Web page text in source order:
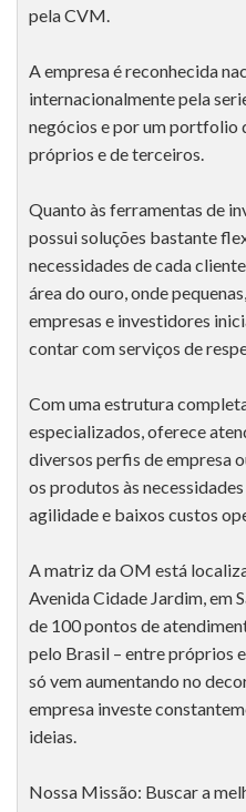
pela CVM.
A empresa é reconhecida
internacionalmente pela
negócios e por um portfolio
próprios e de terceiros.
Quanto às ferramentas de
possui soluções bastante
necessidades de cada
área do ouro, onde
empresas e investidores
contar com serviços de
Com uma estrutura
especializados, oferece
diversos perfis de empresa
os produtos às
agilidade e baixos custos
A matriz da OM está
Avenida Cidade Jardim, em
de 100 pontos de
pelo Brasil – entre próprios
só vem aumentando no
empresa investe
ideias.
Nossa Missão: Buscar a